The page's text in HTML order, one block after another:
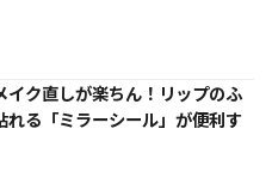
イク直しが楽ちん！リップのふ
れる「ミラーシール」が便利す